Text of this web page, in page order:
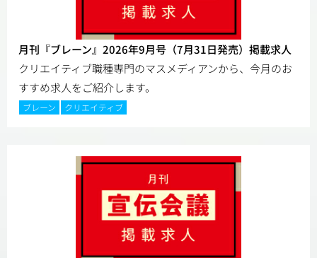
月刊『ブレーン』2026年9月号（7月31日発売）掲載求人
クリエイティブ職種専門のマスメディアンから、今月のお
すすめ求人をご紹介します。
ブレーン クリエイティブ